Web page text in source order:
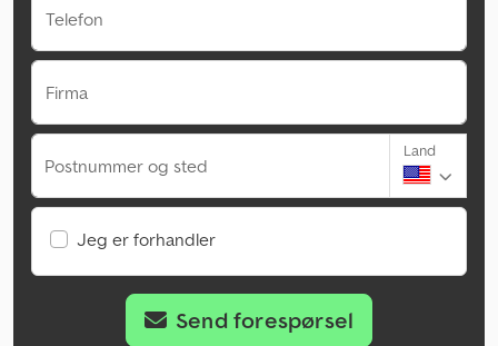
Telefon
Firma
Postnummer og sted
Land
Jeg er forhandler
Send forespørsel